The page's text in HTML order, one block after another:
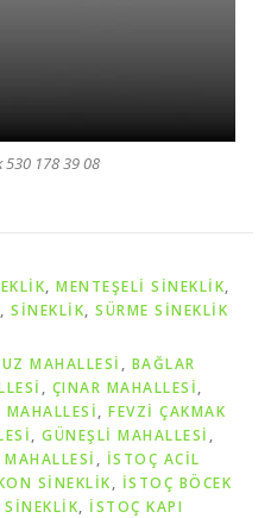
530 178 39 08
, MENTEŞELI SINEKLIK,
, SİNEKLİK, SÜRME SINEKLIK
MAHALLESİ , BAĞLAR
, ÇINAR MAHALLESİ,
, FEVZİ ÇAKMAK
, GÜNEŞLİ MAHALLESİ ,
, İSTOÇ ACIL
SINEKLIK, İSTOÇ BÖCEK
SINEKLIK, İSTOÇ KAPI